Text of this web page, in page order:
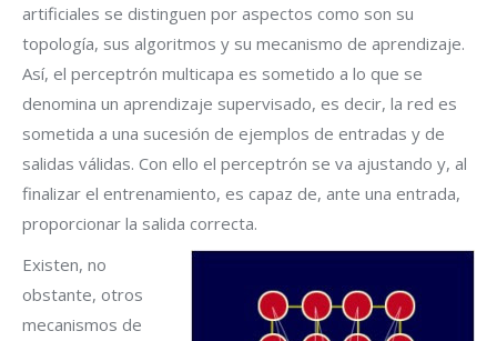
artificiales se distinguen por aspectos como son su
topología, sus algoritmos y su mecanismo de aprendizaje.
Así, el perceptrón multicapa es sometido a lo que se
denomina un aprendizaje supervisado, es decir, la red es
sometida a una sucesión de ejemplos de entradas y de
salidas válidas. Con ello el perceptrón se va ajustando y, al
finalizar el entrenamiento, es capaz de, ante una entrada,
proporcionar la salida correcta.
Existen, no
obstante, otros
mecanismos de